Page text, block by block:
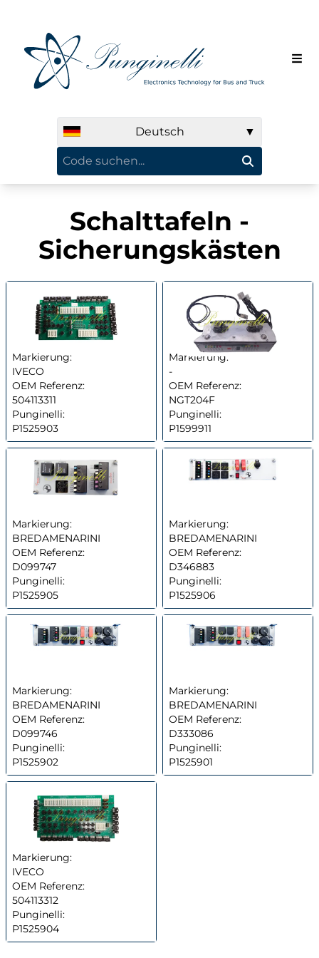
Deutsch ▼
Schalttafeln -
Sicherungskästen
Markierung:
IVECO
OEM Referenz:
504113311
Punginelli:
P1525903
Markierung:
-
OEM Referenz:
NGT204F
Punginelli:
P1599911
Markierung:
BREDAMENARINI
OEM Referenz:
D099747
Punginelli:
P1525905
Markierung:
BREDAMENARINI
OEM Referenz:
D346883
Punginelli:
P1525906
Markierung:
BREDAMENARINI
OEM Referenz:
D099746
Punginelli:
P1525902
Markierung:
BREDAMENARINI
OEM Referenz:
D333086
Punginelli:
P1525901
Markierung:
IVECO
OEM Referenz:
504113312
Punginelli:
P1525904